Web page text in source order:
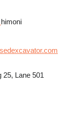
himoni
25, Lane 501